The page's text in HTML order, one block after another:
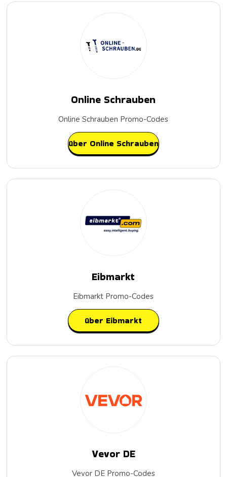
Online Schrauben
Online Schrauben Promo-Codes
über Online Schrauben
Eibmarkt
Eibmarkt Promo-Codes
über Eibmarkt
Vevor DE
Vevor DE Promo-Codes